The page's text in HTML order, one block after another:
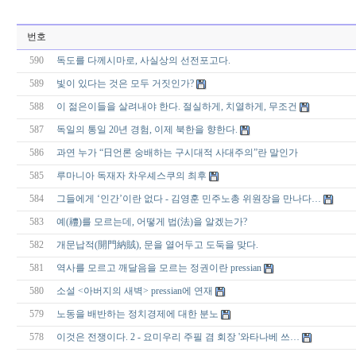
번호
590 독도를 다께시마로, 사실상의 선전포고다.
589 빛이 있다는 것은 모두 거짓인가?
588 이 젊은이들을 살려내야 한다. 절실하게, 치열하게, 무조건
587 독일의 통일 20년 경험, 이제 북한을 향한다.
586 과연 누가 “日언론 숭배하는 구시대적 사대주의”란 말인가
585 루마니아 독재자 차우셰스쿠의 최후
584 그들에게 ‘인간’이란 없다 - 김영훈 민주노총 위원장을 만나다…
583 예(禮)를 모르는데, 어떻게 법(法)을 알겠는가?
582 개문납적(開門納賊), 문을 열어두고 도둑을 맞다.
581 역사를 모르고 깨달음을 모르는 정권이란 pressian
580 소설 <아버지의 새벽> pressian에 연재
579 노동을 배반하는 정치경제에 대한 분노
578 이것은 전쟁이다. 2 - 요미우리 주필 겸 회장 '와타나베 쓰…